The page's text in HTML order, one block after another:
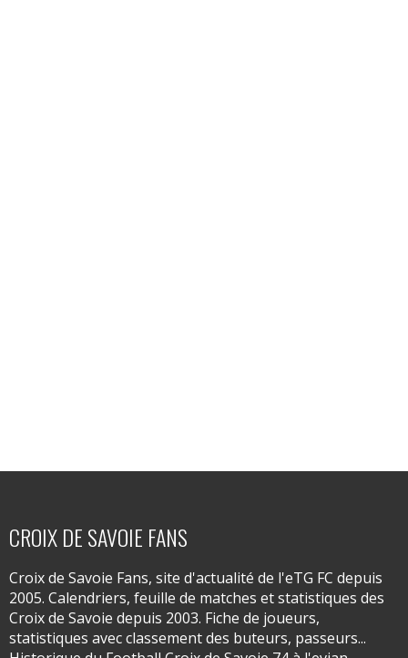
CROIX DE SAVOIE FANS
Croix de Savoie Fans, site d'actualité de l'eTG FC depuis
2005. Calendriers, feuille de matches et statistiques des
Croix de Savoie depuis 2003. Fiche de joueurs,
statistiques avec classement des buteurs, passeurs...